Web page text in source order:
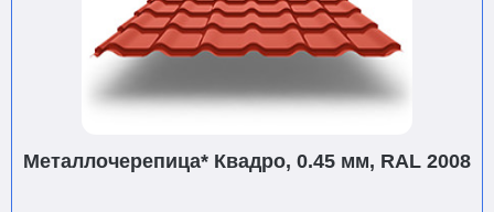
Металлочерепица* Квадро, 0.45 мм, RAL 2008